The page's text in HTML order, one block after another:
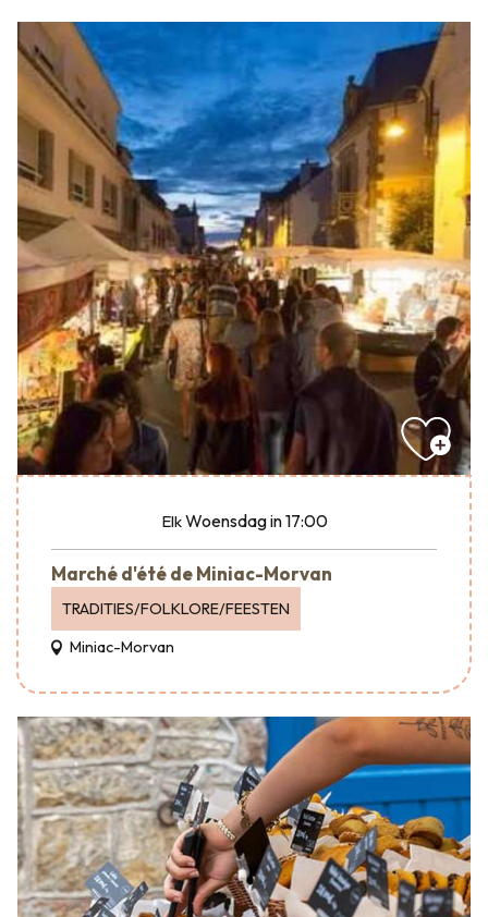
ElkWoensdagin 17:00
Marché d'été de Miniac-Morvan
TRADITIES/FOLKLORE/FEESTEN
Miniac-Morvan